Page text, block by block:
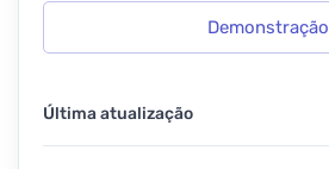
Demonstração
Última atualização